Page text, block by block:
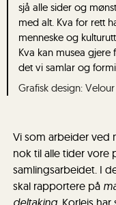
sjå alle sider og
med alt. Kva for rett
menneske og
Kva kan musea
det vi samlar og
Grafisk design: Velour
Vi som arbeider ved
nok til alle tider vore
samlingsarbeidet. I
skal rapportere på
deltaking. Korleis